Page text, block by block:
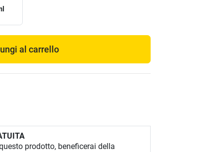
al carrello
prodotto, beneficerai della